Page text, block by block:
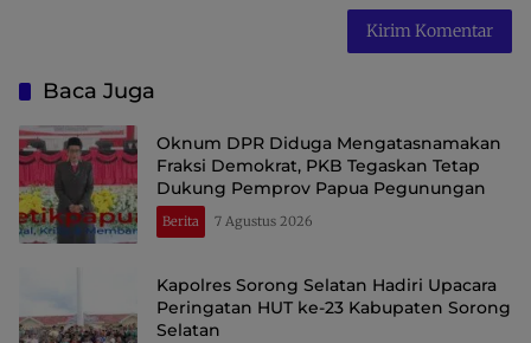
Baca Juga
Oknum DPR Diduga Mengatasnamakan
Fraksi Demokrat, PKB Tegaskan Tetap
Dukung Pemprov Papua Pegunungan
Berita 7 Agustus 2026
Kapolres Sorong Selatan Hadiri Upacara
Peringatan HUT ke-23 Kabupaten Sorong
Selatan